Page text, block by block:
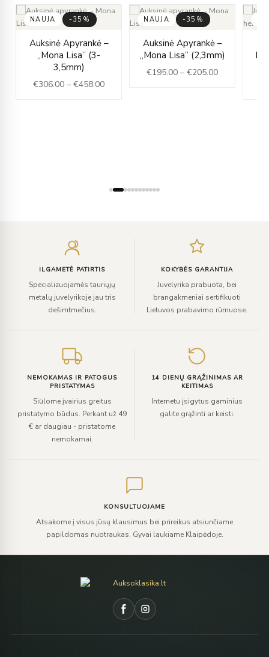
NAUJA -35%
Auksinė Apyrankė –
„Mona Lisa” (3-
3,5mm)
€306.00 – €458.00
range:
€458.00
NAUJA -35%
Auksinė Apyrankė –
„Mona Lisa” (2,3mm)
€195.00 – €205.00
range:
€195.00
through
ILGAMETĖ PATIRTIS
Specializuojamės tauriųjų
metalų juvelyrikoje jau tris
dešimtmečius.
KOKYBĖS GARANTIJA
Juvelyrika prabuota, bei
brangakmeniai sertifikuoti
Lietuvos prabavimo rūmuose.
NEMOKAMAS IR PATOGUS
PRISTATYMAS
Siūlome įvairius greitus
pristatymo būdus. Perkant už 49
€ ar daugiau - pristatome
nemokamai.
14 DIENŲ GRĄŽINIMAS AR
KEITIMAS
Internetu įsigytus gaminius
galite grąžinti ar keisti.
KONSULTUOJAME
Atsakome į visus jūsų klausimus bei prireikus atsiunčiame
papildomas nuotraukas. Gyvai laukiame Klaipėdoje.